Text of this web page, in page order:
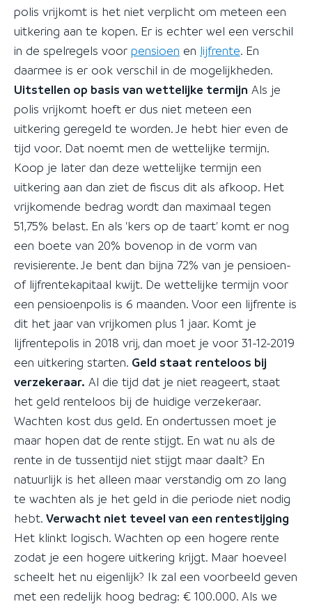
polis vrijkomt is het niet verplicht om meteen een
uitkering aan te kopen. Er is echter wel een verschil
in de spelregels voor pensioen en lijfrente. En
daarmee is er ook verschil in de mogelijkheden.
Uitstellen op basis van wettelijke termijn Als je
polis vrijkomt hoeft er dus niet meteen een
uitkering geregeld te worden. Je hebt hier even de
tijd voor. Dat noemt men de wettelijke termijn.
Koop je later dan deze wettelijke termijn een
uitkering aan dan ziet de fiscus dit als afkoop. Het
vrijkomende bedrag wordt dan maximaal tegen
51,75% belast. En als 'kers op de taart' komt er nog
een boete van 20% bovenop in de vorm van
revisierente. Je bent dan bijna 72% van je pensioen-
of lijfrentekapitaal kwijt. De wettelijke termijn voor
een pensioenpolis is 6 maanden. Voor een lijfrente is
dit het jaar van vrijkomen plus 1 jaar. Komt je
lijfrentepolis in 2018 vrij, dan moet je voor 31-12-2019
een uitkering starten. Geld staat renteloos bij
verzekeraar. Al die tijd dat je niet reageert, staat
het geld renteloos bij de huidige verzekeraar.
Wachten kost dus geld. En ondertussen moet je
maar hopen dat de rente stijgt. En wat nu als de
rente in de tussentijd niet stijgt maar daalt? En
natuurlijk is het alleen maar verstandig om zo lang
te wachten als je het geld in die periode niet nodig
hebt. Verwacht niet teveel van een rentestijging
Het klinkt logisch. Wachten op een hogere rente
zodat je een hogere uitkering krijgt. Maar hoeveel
scheelt het nu eigenlijk? Ik zal een voorbeeld geven
met een redelijk hoog bedrag: € 100.000. Als we